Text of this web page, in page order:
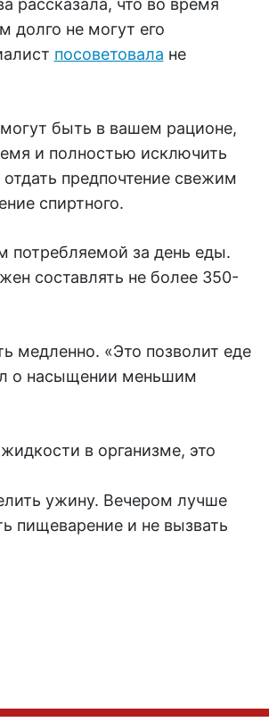
рассказала, что во время
долго не могут его
посоветовала не
быть в вашем рационе,
и полностью исключить
предпочтение свежим
спиртного.
потребляемой за день еды.
составлять не более 350-
медленно. «Это позволит еде
о насыщении меньшим
в организме, это
ужину. Вечером лучше
пищеварение и не вызвать